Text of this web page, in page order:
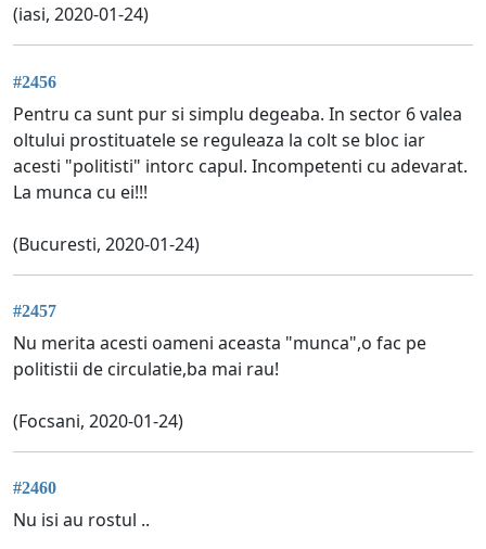
(iasi, 2020-01-24)
#2456
Pentru ca sunt pur si simplu degeaba. In sector 6 valea
oltului prostituatele se reguleaza la colt se bloc iar
acesti "politisti" intorc capul. Incompetenti cu adevarat.
La munca cu ei!!!
(Bucuresti, 2020-01-24)
#2457
Nu merita acesti oameni aceasta "munca",o fac pe
politistii de circulatie,ba mai rau!
(Focsani, 2020-01-24)
#2460
Nu isi au rostul ..